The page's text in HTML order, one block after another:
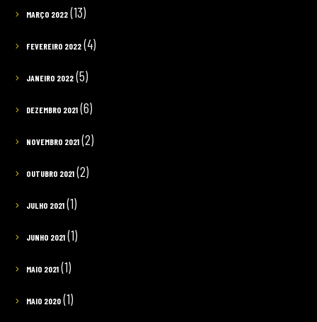
MARÇO 2022(13)
FEVEREIRO 2022(4)
JANEIRO 2022(5)
DEZEMBRO 2021(6)
NOVEMBRO 2021(2)
OUTUBRO 2021(2)
JULHO 2021(1)
JUNHO 2021(1)
MAIO 2021(1)
MAIO 2020(1)